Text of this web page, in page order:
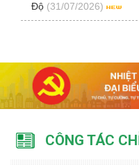
Độ (31/07/2026)
CÔNG TÁC